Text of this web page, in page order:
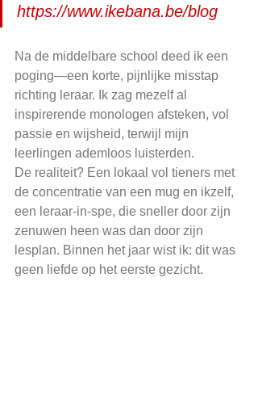
https://www.ikebana.be/blog
Na de middelbare school deed ik een
poging—een korte, pijnlijke misstap
richting leraar. Ik zag mezelf al
inspirerende monologen afsteken, vol
passie en wijsheid, terwijl mijn
leerlingen ademloos luisterden.
De realiteit? Een lokaal vol tieners met
de concentratie van een mug en ikzelf,
een leraar-in-spe, die sneller door zijn
zenuwen heen was dan door zijn
lesplan. Binnen het jaar wist ik: dit was
geen liefde op het eerste gezicht.